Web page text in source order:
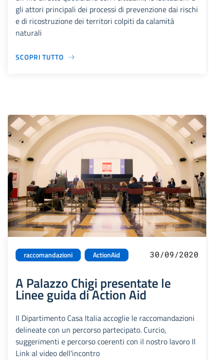
gli attori principali dei processi di prevenzione dai rischi
e di ricostruzione dei territori colpiti da calamità
naturali
SCOPRI TUTTO
raccomandazioni ActionAid 30/09/2020
A Palazzo Chigi presentate le
Linee guida di Action Aid
Il Dipartimento Casa Italia accoglie le raccomandazioni
delineate con un percorso partecipato. Curcio,
suggerimenti e percorso coerenti con il nostro lavoro Il
Link al video dell'incontro